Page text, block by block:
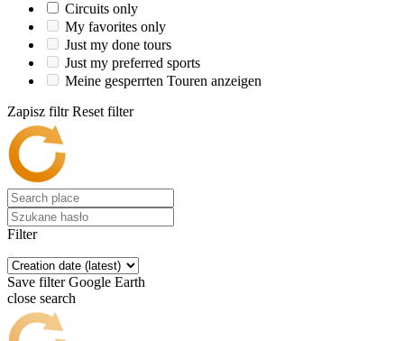
Circuits only
My favorites only
Just my done tours
Just my preferred sports
Meine gesperrten Touren anzeigen
Zapisz filtr Reset filter
Filter
Save filter Google Earth
close search